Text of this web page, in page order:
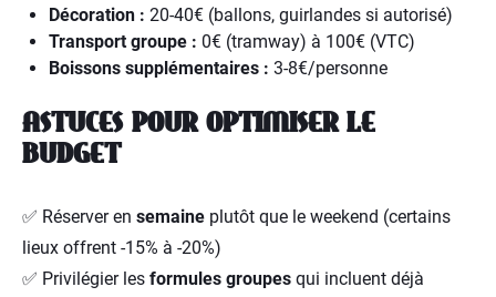
Décoration : 20-40€ (ballons, guirlandes si autorisé)
Transport groupe : 0€ (tramway) à 100€ (VTC)
Boissons supplémentaires : 3-8€/personne
ASTUCES POUR OPTIMISER LE
BUDGET
✅ Réserver en semaine plutôt que le weekend (certains
lieux offrent -15% à -20%)
✅ Privilégier les formules groupes qui incluent déjà